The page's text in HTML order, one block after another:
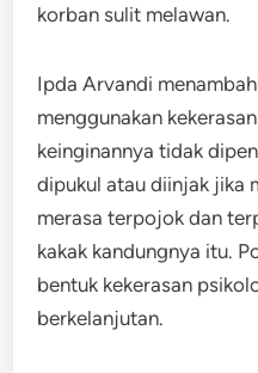
korban sulit melawan.
Ipda Arvandi
menggunakan
keinginannya tidak
dipukul atau diinjak jika
merasa terpojok dan
kakak kandungnya itu.
bentuk kekerasan
berkelanjutan.